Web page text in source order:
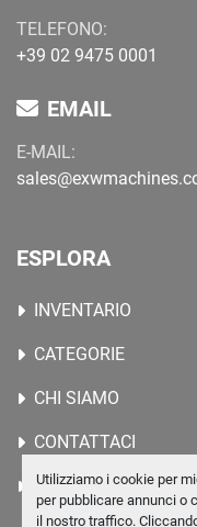
Utilizziamo i cookie per
per pubblicare annunci o
il nostro traffico.
TELEFONO:
+39 02 9475 0001
EMAIL
E-MAIL:
ESPLORA
INVENTARIO
CATEGORIE
CHI SIAMO
CONTATTACI
MACCHINE